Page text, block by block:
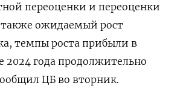
переоценки и переоценки
также ожидаемый рост
темпы роста прибыли в
2024 года продолжительно
ЦБ во вторник.